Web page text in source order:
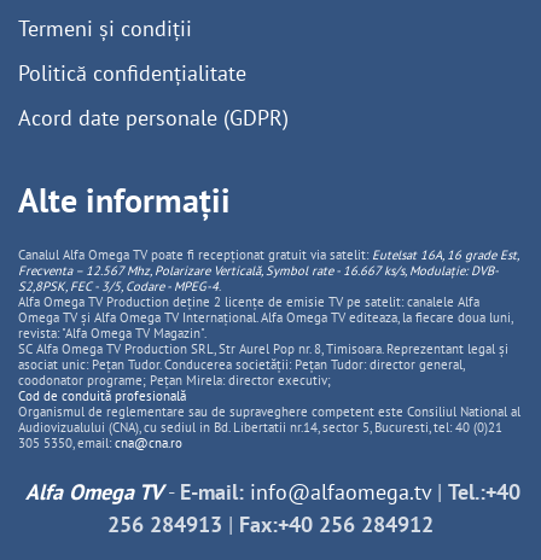
Termeni și condiții
Politică confidențialitate
Acord date personale (GDPR)
Alte informații
Canalul Alfa Omega TV poate fi recepționat gratuit via satelit: Eutelsat 16A, 16 grade Est,
Frecventa – 12.567 Mhz, PolarizareVerticală, Symbol rate - 16.667 ks/s, Modulație: DVB-
S2,8PSK, FEC - 3/5, Codare - MPEG-4.
Alfa Omega TV Production deține 2 licențe de emisie TV pe satelit: canalele Alfa
Omega TV și Alfa Omega TV Internațional. Alfa Omega TV editeaza, la fiecare doua luni,
revista: "Alfa Omega TV Magazin".
SC Alfa Omega TV Production SRL, Str Aurel Pop nr. 8, Timisoara. Reprezentant legal și
asociat unic: Pețan Tudor. Conducerea societății: Pețan Tudor: director general,
coodonator programe; Pețan Mirela: director executiv;
Cod de conduită profesională
Organismul de reglementare sau de supraveghere competent este Consiliul National al
Audiovizualului (CNA), cu sediul in Bd. Libertatii nr.14, sector 5, Bucuresti, tel: 40 (0)21
305 5350, email: cna@cna.ro
Alfa Omega TV- E-mail: info@alfaomega.tv| Tel.:+40
256 284913 | Fax:+40 256 284912